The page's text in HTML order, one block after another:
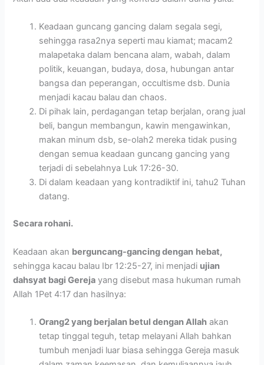
Keadaan guncang gancing dalam segala segi,
sehingga rasa2nya seperti mau kiamat; macam2
malapetaka dalam bencana alam, wabah, dalam
politik, keuangan, budaya, dosa, hubungan antar
bangsa dan peperangan, occultisme dsb. Dunia
menjadi kacau balau dan chaos.
Di pihak lain, perdagangan tetap berjalan, orang jual
beli, bangun membangun, kawin mengawinkan,
makan minum dsb, se-olah2 mereka tidak pusing
dengan semua keadaan guncang gancing yang
terjadi di sebelahnya Luk 17:26-30.
Di dalam keadaan yang kontradiktif ini, tahu2 Tuhan
datang.
Secara rohani.
Keadaan akan berguncang-gancing dengan hebat,
sehingga kacau balau Ibr 12:25-27, ini menjadi ujian
dahsyat bagi Gereja yang disebut masa hukuman rumah
Allah 1Pet 4:17 dan hasilnya:
Orang2 yang berjalan betul dengan Allah akan
tetap tinggal teguh, tetap melayani Allah bahkan
tumbuh menjadi luar biasa sehingga Gereja masuk